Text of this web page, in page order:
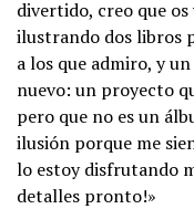
divertido, creo que
ilustrando dos libros
a los que admiro, y
nuevo: un proyecto
pero que no es un
ilusión porque me
lo estoy disfrutando
detalles pronto!»